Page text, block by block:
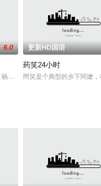
6.0
梓墨饰）年仅18岁便从专业体
更新HD国语
药笑24小时
罔笑是个典型的乡下阿嬷